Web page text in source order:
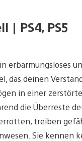
| PS4, PS5
erbarmungsloses
das deinen
in einer
die Überreste
treiben
Sie kennen